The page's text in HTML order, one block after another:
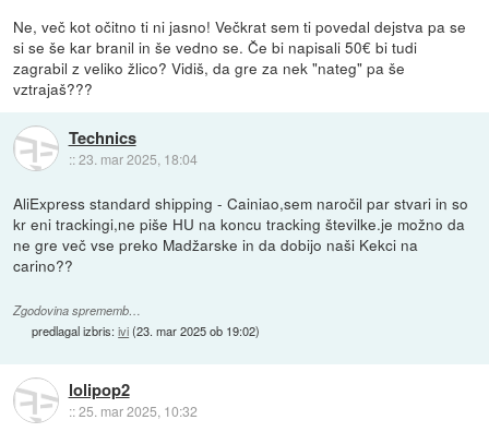
Ne, več kot očitno ti ni jasno! Večkrat sem ti povedal dejstva pa se
si se še kar branil in še vedno se. Če bi napisali 50€ bi tudi
zagrabil z veliko žlico? Vidiš, da gre za nek "nateg" pa še
vztrajaš???
Technics
::23. mar 2025, 18:04
AliExpress standard shipping - Cainiao,sem naročil par stvari in so
kr eni trackingi,ne piše HU na koncu tracking številke.je možno da
ne gre več vse preko Madžarske in da dobijo naši Kekci na
carino??
Zgodovina sprememb…
predlagal izbris:ivi(23. mar 2025 ob 19:02)
lolipop2
::25. mar 2025, 10:32